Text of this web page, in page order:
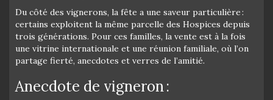
Du côté des vignerons, la fête a une saveur particulière :
certains exploitent la même parcelle des Hospices depuis
trois générations. Pour ces familles, la vente est à la fois
une vitrine internationale et une réunion familiale, où l’on
partage fierté, anecdotes et verres de l’amitié.
Anecdote de vigneron :